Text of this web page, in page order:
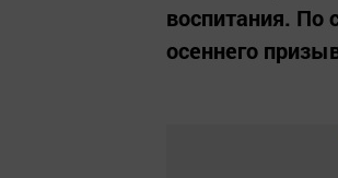
воспитания. По
осеннего